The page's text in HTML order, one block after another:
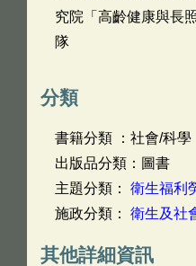
究院「高齡健康與長
隊
分類
書籍分類 ：社會/科學
出版品分類：圖書
主題分類： 衛生福利
施政分類： 衛生及社
其他詳細資訊